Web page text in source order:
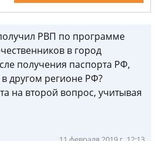
РВП по программе
в город
получения паспорта РФ,
другом регионе РФ?
на второй вопрос, учитывая